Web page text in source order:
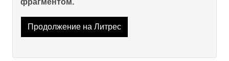
фрагментом.
Продолжение на Литрес